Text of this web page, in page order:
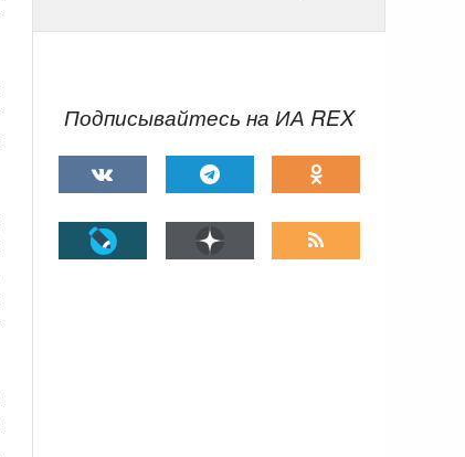
Подписывайтесь на ИА REX